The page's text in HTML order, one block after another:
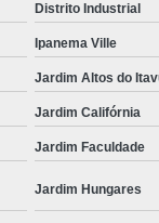
Distrito Industrial
Ipanema Ville
Jardim Altos do
Jardim Califórnia
Jardim Faculdade
Jardim Hungares